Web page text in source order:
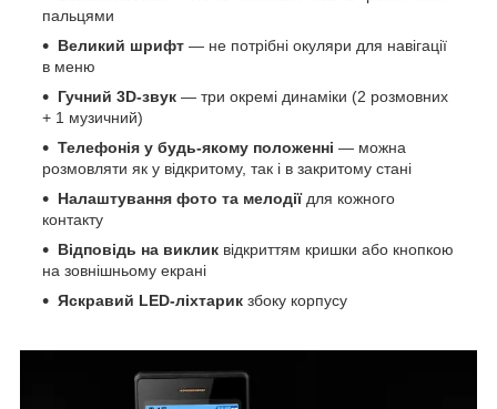
пальцями
Великий шрифт — не потрібні окуляри для навігації
в меню
Гучний 3D-звук — три окремі динаміки (2 розмовних
+ 1 музичний)
Телефонія у будь-якому положенні — можна
розмовляти як у відкритому, так і в закритому стані
Налаштування фото та мелодіїдля кожного
контакту
Відповідь на виклик відкриттям кришки або кнопкою
на зовнішньому екрані
Яскравий LED-ліхтарик збоку корпусу